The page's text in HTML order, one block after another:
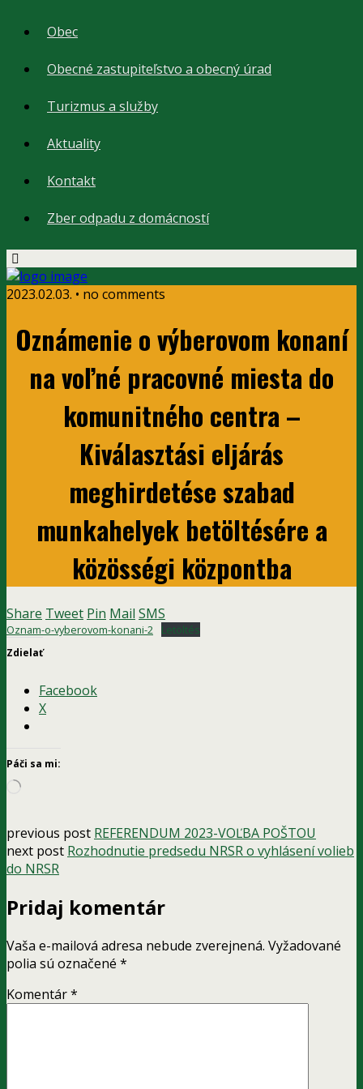
Obec
Obecné zastupiteľstvo a obecný úrad
Turizmus a služby
Aktuality
Kontakt
Zber odpadu z domácností
2023.02.03. • no comments
Oznámenie o výberovom konaní
na voľné pracovné miesta do
komunitného centra –
Kiválasztási eljárás
meghirdetése szabad
munkahelyek betöltésére a
közösségi központba
Share Tweet Pin Mail SMS
Oznam-o-vyberovom-konani-2 Letöltés
Zdielať
Facebook
X
Páči sa mi:
Loading…
previous post REFERENDUM 2023-VOĽBA POŠTOU
next post Rozhodnutie predsedu NRSR o vyhlásení volieb
do NRSR
Pridaj komentár
Vaša e-mailová adresa nebude zverejnená. Vyžadované
polia sú označené *
Komentár*